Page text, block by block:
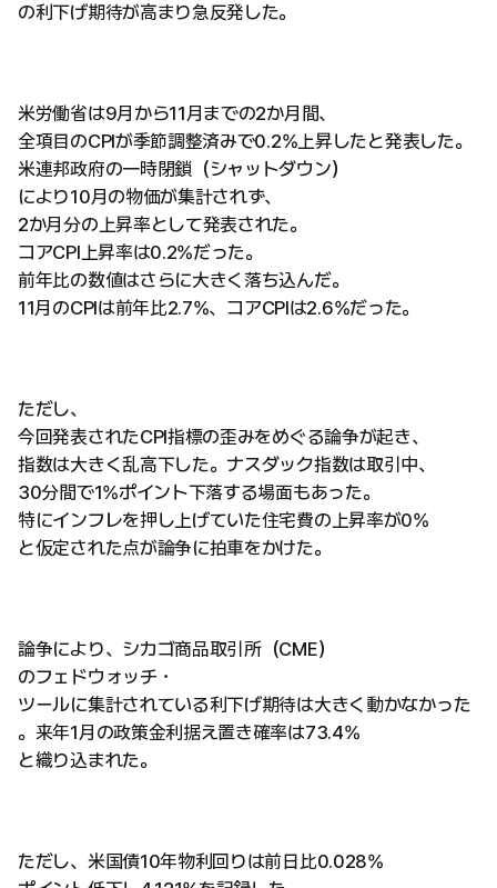
の利下げ期待が高まり急反発した。
米労働省は9月から11月までの2か月間、
全項目のCPIが季節調整済みで0.2%上昇したと発表した。
米連邦政府の一時閉鎖（シャットダウン）
により10月の物価が集計されず、
2か月分の上昇率として発表された。
コアCPI上昇率は0.2%だった。
前年比の数値はさらに大きく落ち込んだ。
11月のCPIは前年比2.7%、コアCPIは2.6%だった。
ただし、
今回発表されたCPI指標の歪みをめぐる論争が起き、
指数は大きく乱高下した。ナスダック指数は取引中、
30分間で1%ポイント下落する場面もあった。
特にインフレを押し上げていた住宅費の上昇率が0%
と仮定された点が論争に拍車をかけた。
論争により、シカゴ商品取引所（CME）
のフェドウォッチ・
ツールに集計されている利下げ期待は大きく動かなかった
。来年1月の政策金利据え置き確率は73.4%
と織り込まれた。
ただし、米国債10年物利回りは前日比0.028%